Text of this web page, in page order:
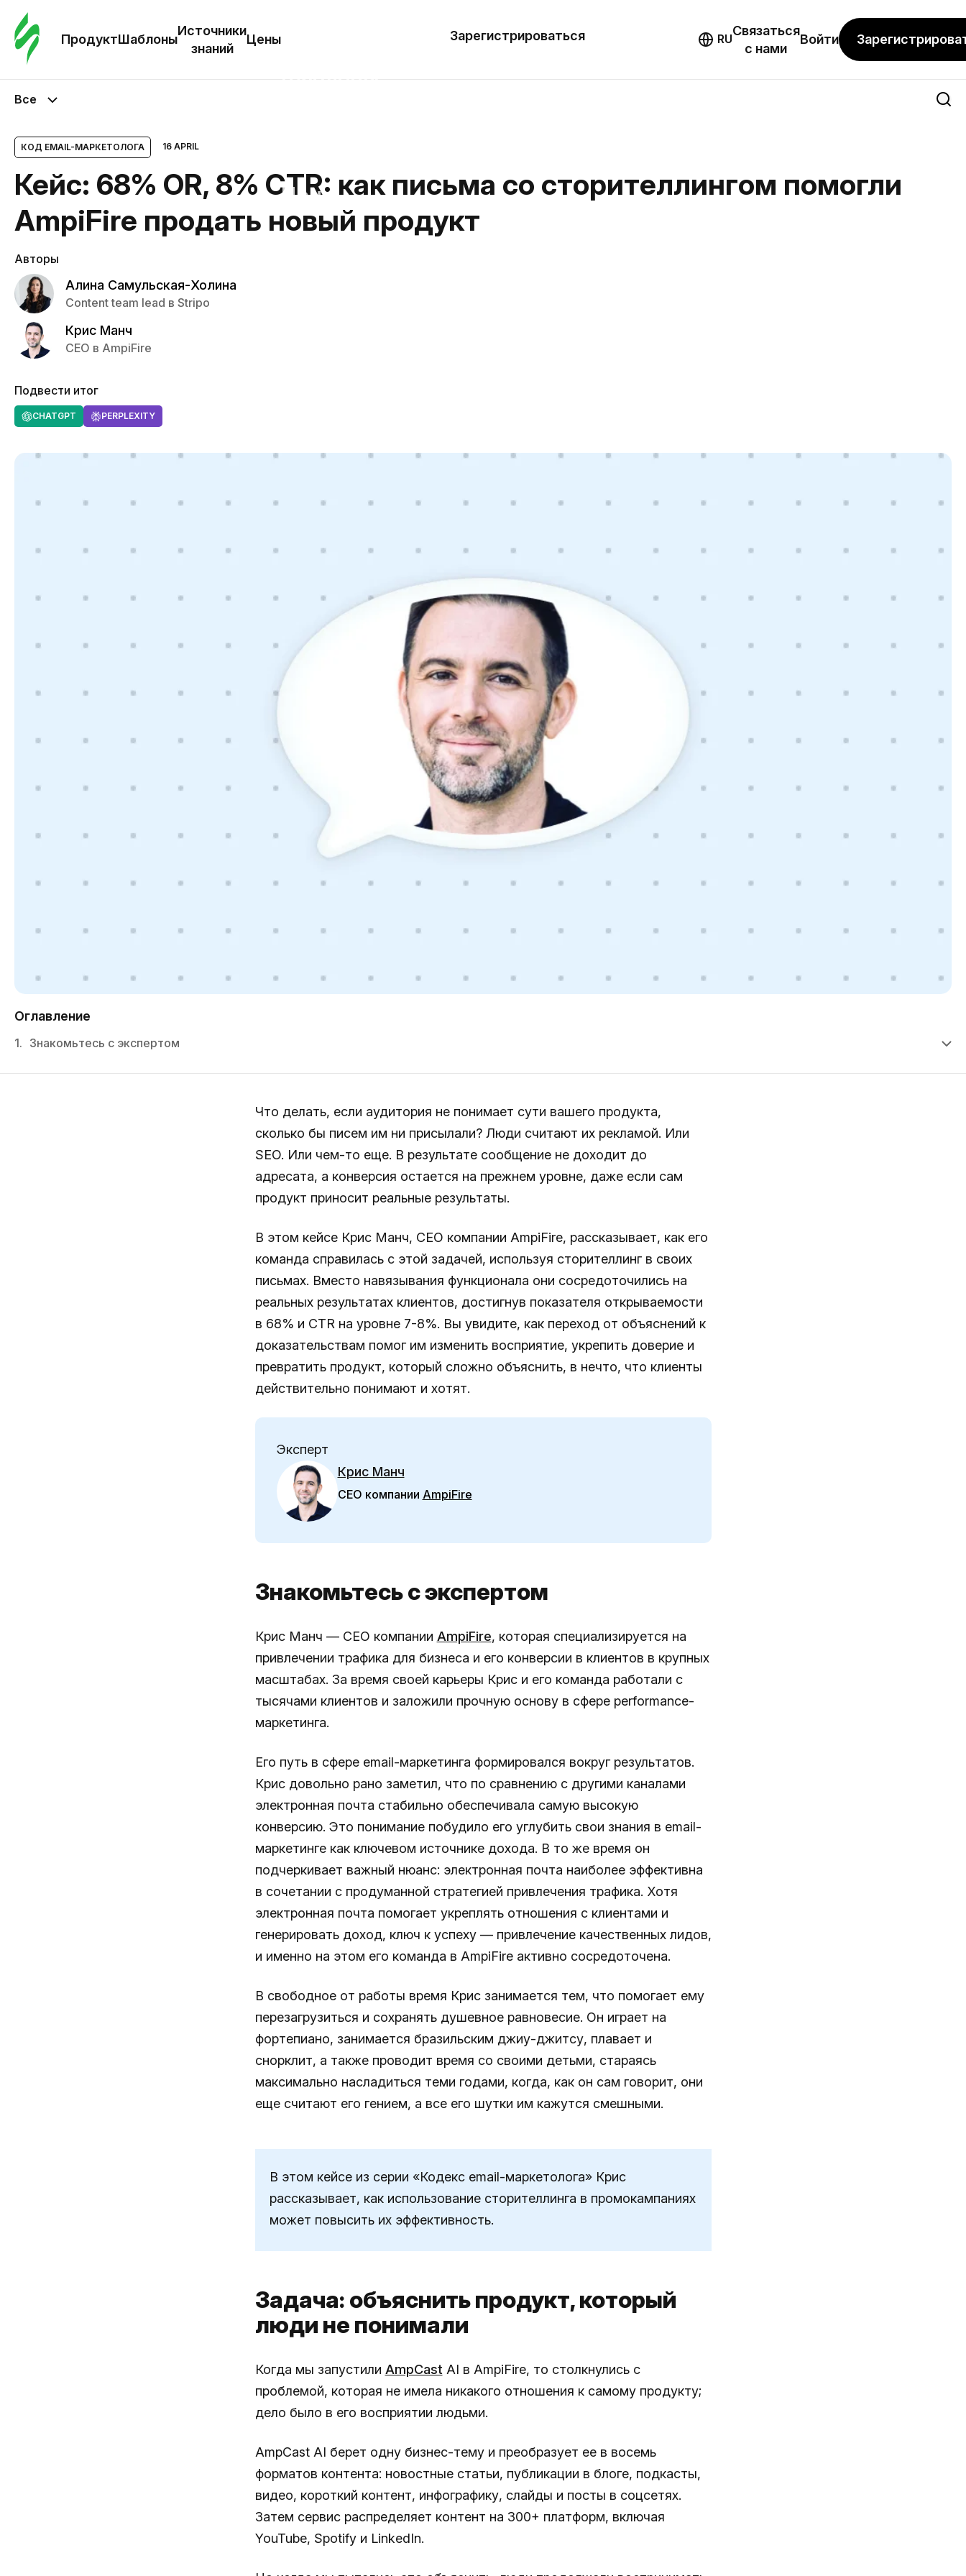
ПродуктШаблоны
Источники
знаний
Цены
Шаблоны
Цены
Зарегистрироваться RU
Связаться
с нами
Войти
Все
КОД EMAIL-МАРКЕТОЛОГА 16 APRIL
Кейс: 68% OR, 8% CTR: как письма со сторителлингом помогли
AmpiFire продать новый продукт
Авторы
Алина Самульская-Холина
Content team lead в Stripo
Крис Манч
CEO в AmpiFire
Подвести итог
CHATGPT PERPLEXITY
Оглавление
1. Знакомьтесь с экспертом
Что делать, если аудитория не понимает сути вашего продукта,
сколько бы писем им ни присылали? Люди считают их рекламой. Или
SEO. Или чем-то еще. В результате сообщение не доходит до
адресата, а конверсия остается на прежнем уровне, даже если сам
продукт приносит реальные результаты.
В этом кейсе Крис Манч, CEO компании AmpiFire, рассказывает, как его
команда справилась с этой задачей, используя сторителлинг в своих
письмах. Вместо навязывания функционала они сосредоточились на
реальных результатах клиентов, достигнув показателя открываемости
в 68% и CTR на уровне 7-8%. Вы увидите, как переход от объяснений к
доказательствам помог им изменить восприятие, укрепить доверие и
превратить продукт, который сложно объяснить, в нечто, что клиенты
действительно понимают и хотят.
Эксперт
Крис Манч
CEO компании AmpiFire
Знакомьтесь с экспертом
Крис Манч — CEO компании AmpiFire, которая специализируется на
привлечении трафика для бизнеса и его конверсии в клиентов в крупных
масштабах. За время своей карьеры Крис и его команда работали с
тысячами клиентов и заложили прочную основу в сфере performance-
маркетинга.
Его путь в сфере email-маркетинга формировался вокруг результатов.
Крис довольно рано заметил, что по сравнению с другими каналами
электронная почта стабильно обеспечивала самую высокую
конверсию. Это понимание побудило его углубить свои знания в email-
маркетинге как ключевом источнике дохода. В то же время он
подчеркивает важный нюанс: электронная почта наиболее эффективна
в сочетании с продуманной стратегией привлечения трафика. Хотя
электронная почта помогает укреплять отношения с клиентами и
генерировать доход, ключ к успеху — привлечение качественных лидов,
и именно на этом его команда в AmpiFire активно сосредоточена.
В свободное от работы время Крис занимается тем, что помогает ему
перезагрузиться и сохранять душевное равновесие. Он играет на
фортепиано, занимается бразильским джиу-джитсу, плавает и
снорклит, а также проводит время со своими детьми, стараясь
максимально насладиться теми годами, когда, как он сам говорит, они
еще считают его гением, а все его шутки им кажутся смешными.
В этом кейсе из серии «Кодекс email-маркетолога» Крис
рассказывает, как использование сторителлинга в промокампаниях
может повысить их эффективность.
Задача: объяснить продукт, который
люди не понимали
Когда мы запустили AmpCast AI в AmpiFire, то столкнулись с
проблемой, которая не имела никакого отношения к самому продукту;
дело было в его восприятии людьми.
AmpCast AI берет одну бизнес-тему и преобразует ее в восемь
форматов контента: новостные статьи, публикации в блоге, подкасты,
видео, короткий контент, инфографику, слайды и посты в соцсетях.
Затем сервис распределяет контент на 300+ платформ, включая
YouTube, Spotify и LinkedIn.